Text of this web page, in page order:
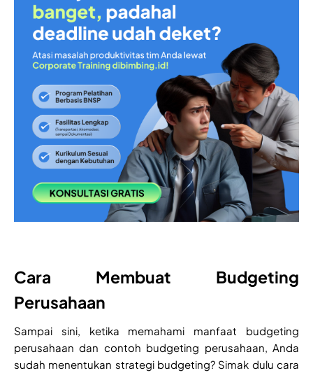
Cara Membuat Budgeting
Perusahaan
Sampai sini, ketika memahami manfaat budgeting
perusahaan dan contoh budgeting perusahaan, Anda
sudah menentukan strategi budgeting? Simak dulu cara